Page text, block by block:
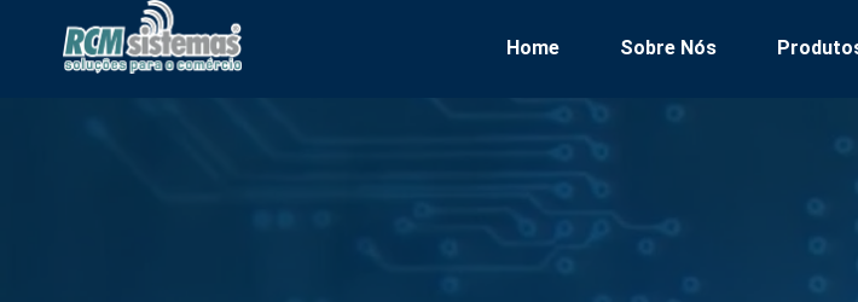
Home Sobre Nós